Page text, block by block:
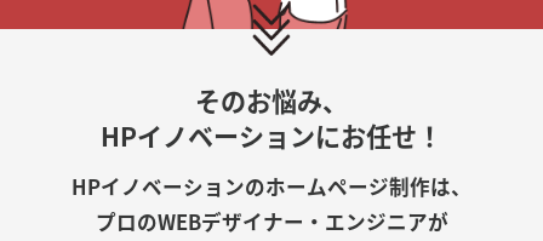
そのお悩み、
HPイノベーションにお任せ！
HPイノベーションのホームページ制作は、
プロのWEBデザイナー・エンジニアが